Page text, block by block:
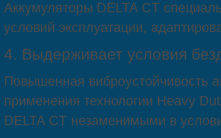
Аккумуляторы DELTA CT
условий эксплуатации,
4. Выдерживает условия
Повышенная виброустойчивость
применения технологии Heavy
DELTA CT незаменимыми в